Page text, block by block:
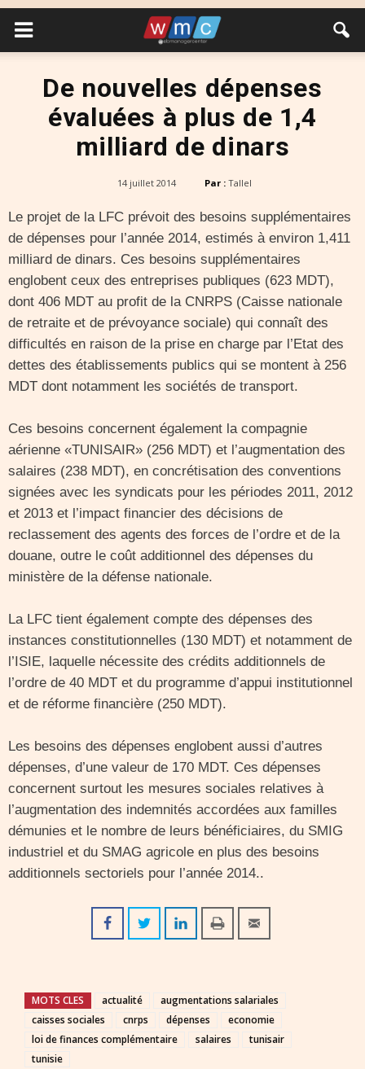
De nouvelles dépenses
évaluées à plus de 1,4
milliard de dinars
14 juillet 2014 Par : Tallel
Le projet de la LFC prévoit des besoins supplémentaires
de dépenses pour l’année 2014, estimés à environ 1,411
milliard de dinars. Ces besoins supplémentaires
englobent ceux des entreprises publiques (623 MDT),
dont 406 MDT au profit de la CNRPS (Caisse nationale
de retraite et de prévoyance sociale) qui connaît des
difficultés en raison de la prise en charge par l’Etat des
dettes des établissements publics qui se montent à 256
MDT dont notamment les sociétés de transport.
Ces besoins concernent également la compagnie
aérienne «TUNISAIR» (256 MDT) et l’augmentation des
salaires (238 MDT), en concrétisation des conventions
signées avec les syndicats pour les périodes 2011, 2012
et 2013 et l’impact financier des décisions de
reclassement des agents des forces de l’ordre et de la
douane, outre le coût additionnel des dépenses du
ministère de la défense nationale.
La LFC tient également compte des dépenses des
instances constitutionnelles (130 MDT) et notamment de
l’ISIE, laquelle nécessite des crédits additionnels de
l’ordre de 40 MDT et du programme d’appui institutionnel
et de réforme financière (250 MDT).
Les besoins des dépenses englobent aussi d’autres
dépenses, d’une valeur de 170 MDT. Ces dépenses
concernent surtout les mesures sociales relatives à
l’augmentation des indemnités accordées aux familles
démunies et le nombre de leurs bénéficiaires, du SMIG
industriel et du SMAG agricole en plus des besoins
additionnels sectoriels pour l’année 2014..
MOTS CLES actualité
augmentations salariales
caisses sociales
cnrps dépenses
economie
loi de finances complémentaire
salaires
tunisair
tunisie